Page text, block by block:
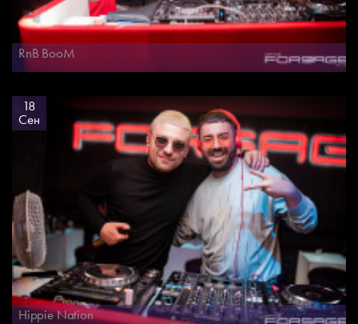
RnB BooM
18
Сен
Hippie Nation